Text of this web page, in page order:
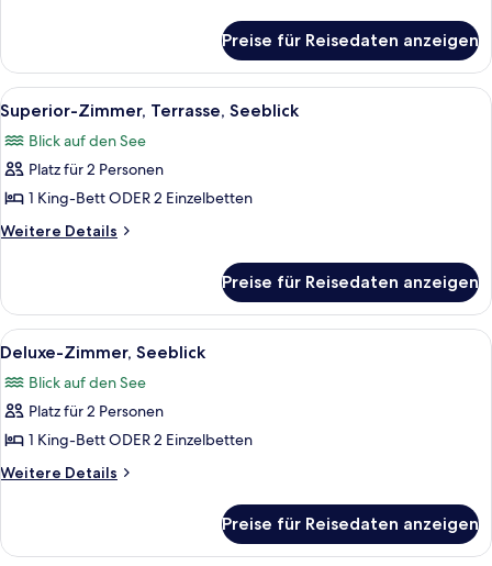
Zimmer,
Balkon,
Seeblick
Preise für Reisedaten anzeigen
Alle
Fotos
für
Superior-
Zimmer,
Terrasse,
Ein modernes Badezimmer mit
7
Superior-Zimmer, Terrasse, Seeblick
Blick auf den See
Platz für 2 Personen
1 King-Bett ODER 2 Einzelbetten
Weitere Details
Weitere
Zimmer,
Terrasse,
Seeblick
Preise für Reisedaten anzeigen
Alle
Fotos
für
Deluxe-
Zimmer,
Seeblick
Hochwertige Bettwaren, kostenlose
9
Deluxe-Zimmer, Seeblick
Blick auf den See
Platz für 2 Personen
1 King-Bett ODER 2 Einzelbetten
Weitere Details
Weitere
Zimmer,
Preise für Reisedaten anzeigen